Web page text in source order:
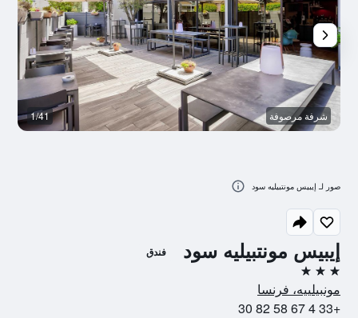
إيبيس مونتبيليه سود فندق
3 نجوم
مونبيلييه، فرنسا
+33 4 67 58 82 30
شرفة مرصوفة 1/41
صور لـ إيبيس مونتبيليه سود